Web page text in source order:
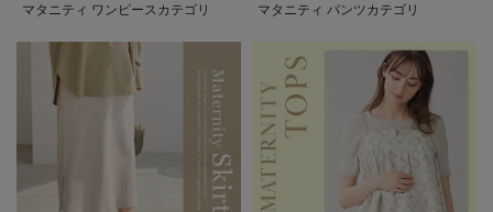
マタニティ ワンピースカテゴリ マタニティ パンツカテゴリ